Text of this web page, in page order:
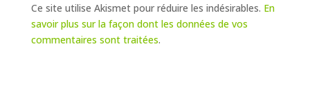
Ce site utilise Akismet pour réduire les indésirables. En
savoir plus sur la façon dont les données de vos
commentaires sont traitées.